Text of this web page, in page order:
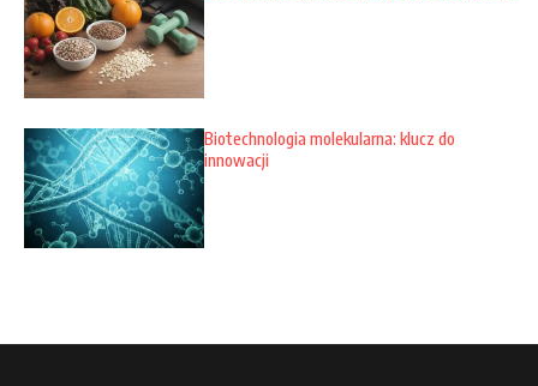
Biotechnologia molekularna: klucz do
innowacji